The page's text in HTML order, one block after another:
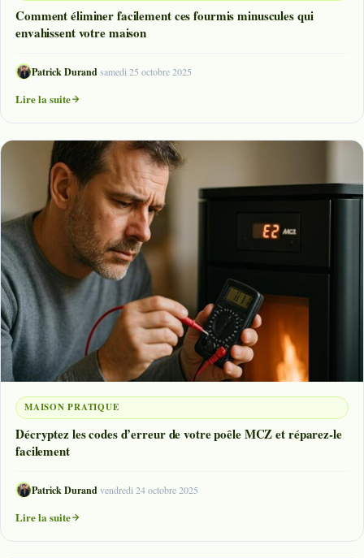
Comment éliminer facilement ces fourmis minuscules qui
envahissent votre maison
Patrick Durand·samedi 25 octobre 2025
Lire la suite
MAISON PRATIQUE
Décryptez les codes d’erreur de votre poêle MCZ et réparez-le
facilement
Patrick Durand·vendredi 24 octobre 2025
Lire la suite